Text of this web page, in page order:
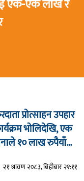
एक-एक लाख र
प्रोत्साहन उपहार
भाेलिदेखि, एक
१० लाख रुपैयाँ
२१ श्रावण २०८३, बिहीबार २१:११